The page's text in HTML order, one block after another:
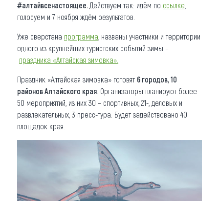
#алтайвсенастоящее. Действуем так: идём по ссылке
голосуем и 7 ноября ждём результатов.
Уже сверстана программа , названы участники и территории
одного из крупнейших туристских событий зимы –
праздника «Алтайская зимовка».
Праздник «Алтайская зимовка» готовят 6 городов, 10
районов Алтайского края . Организаторы планируют более
50 мероприятий, из них 30 – спортивных, 21-, деловых и
развлекательных, 3 пресс-тура. Будет задействовано 40
площадок края.